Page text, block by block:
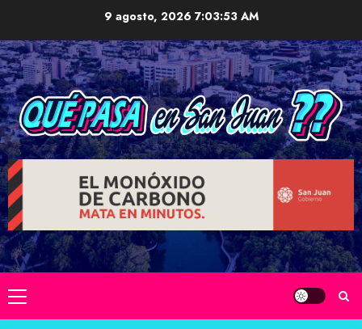
content
9 agosto, 2026 7:03:55 AM
Primary
Menu